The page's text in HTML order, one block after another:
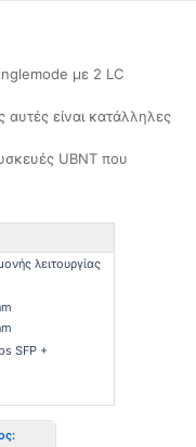
με 2 LC
αυτές είναι κατάλληλες
UBNT που
λειτουργίας
SFP +